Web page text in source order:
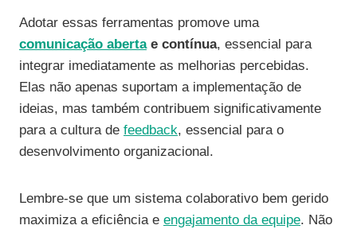
Adotar essas ferramentas promove uma
comunicação abertae contínua, essencial para
integrar imediatamente as melhorias percebidas.
Elas não apenas suportam a implementação de
ideias, mas também contribuem significativamente
para a cultura de feedback, essencial para o
desenvolvimento organizacional.
Lembre-se que um sistema colaborativo bem gerido
maximiza a eficiência e engajamento da equipe. Não